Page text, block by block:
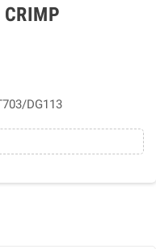
DG113